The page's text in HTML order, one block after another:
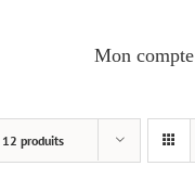
Mon compte
12 produits